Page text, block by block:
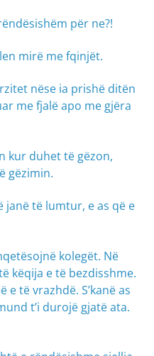
për ne?!
mirë me fqinjët.
nëse ia prishë ditën
me fjalë apo me gjëra
kur duhet të gëzon,
gëzimin.
janë të lumtur, e as që e
kolegët. Në
këqija e të bezdisshme.
të vrazhdë. S’kanë as
t’i durojë gjatë ata.